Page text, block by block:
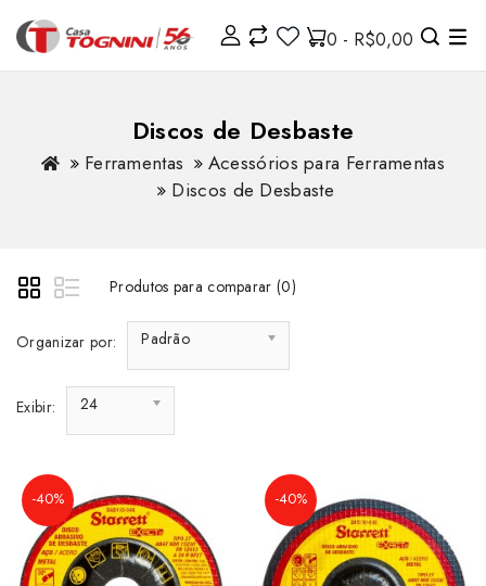
0 - R$0,00
Discos de Desbaste
Ferramentas
Acessórios para Ferramentas
Discos de Desbaste
Produtos para comparar (0)
Organizar por: Padrão
Exibir: 24
-40% -40%